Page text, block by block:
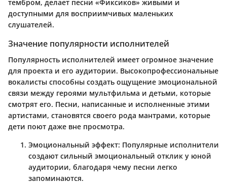
тембром, делает песни «Фиксиков» живыми и
доступными для восприимчивых маленьких
слушателей.
Значение популярности исполнителей
Популярность исполнителей имеет огромное значение
для проекта и его аудитории. Высокопрофессиональные
вокалисты способны создать ощущение эмоциональной
связи между героями мультфильма и детьми, которые
смотрят его. Песни, написанные и исполненные этими
артистами, становятся своего рода мантрами, которые
дети поют даже вне просмотра.
Эмоциональный эффект: Популярные исполнители
создают сильный эмоциональный отклик у юной
аудитории, благодаря чему песни легко
запоминаются.